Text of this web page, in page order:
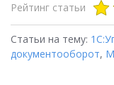
Рейтинг статьи
Статьи на тему:
документооборот,